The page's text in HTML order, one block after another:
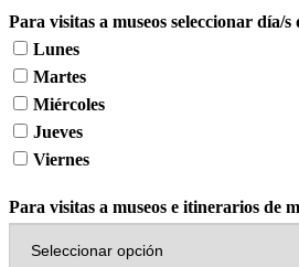
Para visitas a museos seleccionar día/
Lunes
Martes
Miércoles
Jueves
Viernes
Para visitas a museos e itinerarios de